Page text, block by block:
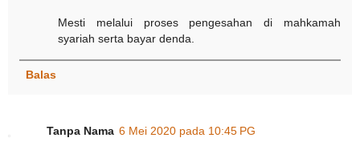
Mesti melalui proses pengesahan di mahkamah
syariah serta bayar denda.
Balas
Tanpa Nama 6 Mei 2020 pada 10:45 PG